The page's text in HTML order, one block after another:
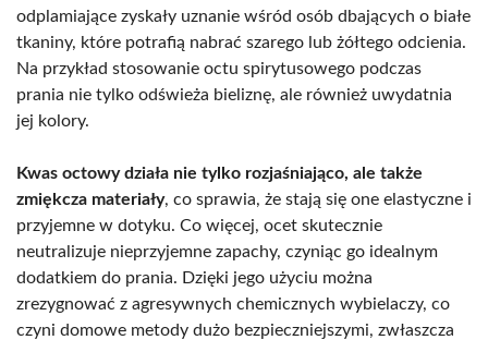
odplamiające zyskały uznanie wśród osób dbających o białe
tkaniny, które potrafią nabrać szarego lub żółtego odcienia.
Na przykład stosowanie octu spirytusowego podczas
prania nie tylko odświeża bieliznę, ale również uwydatnia
jej kolory.
Kwas octowy działa nie tylko rozjaśniająco, ale także
zmiękcza materiały, co sprawia, że stają się one elastyczne i
przyjemne w dotyku. Co więcej, ocet skutecznie
neutralizuje nieprzyjemne zapachy, czyniąc go idealnym
dodatkiem do prania. Dzięki jego użyciu można
zrezygnować z agresywnych chemicznych wybielaczy, co
czyni domowe metody dużo bezpieczniejszymi, zwłaszcza